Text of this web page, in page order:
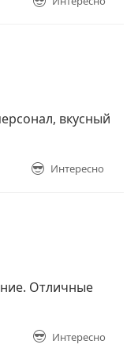
вкусный
Интересно
Отличные
Интересно